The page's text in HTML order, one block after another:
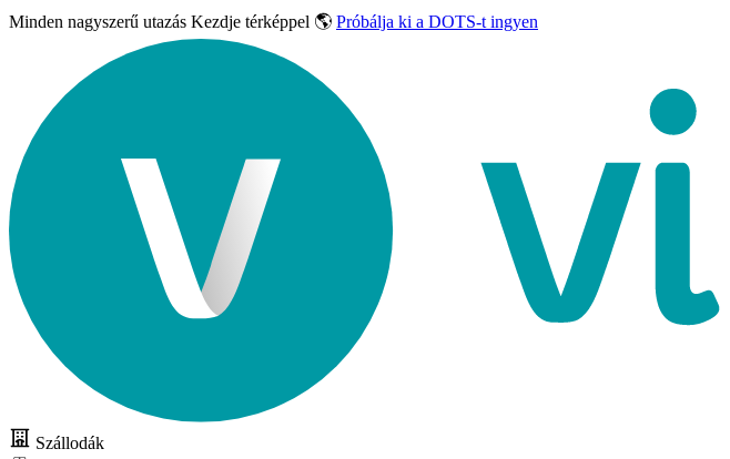
Minden nagyszerű utazás Kezdje térképpel 🌎 Próbálja ki a DOTS-t ingyen
Szállodák